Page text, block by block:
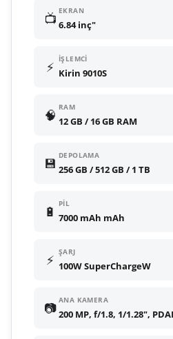
📺 EKRAN
6.84 inç"
⚡ İŞLEMCI
Kirin 9010S
🧠 RAM
12 GB / 16 GB RAM
💾 DEPOLAMA
256 GB / 512 GB / 1 TB
🔋 PIL
7000 mAh mAh
⚡ ŞARJ
100W SuperChargeW
📷 ANA KAMERA
200 MP, f/1.8, 1/1.28",